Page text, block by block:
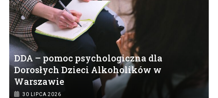
DDA – pomoc psychologiczna dla
Dorosłych Dzieci Alkoholików w
Warszawie
30 LIPCA 2026